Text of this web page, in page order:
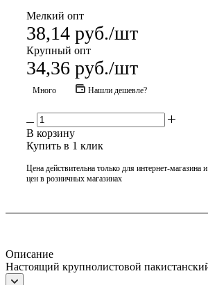
Мелкий опт
38,14 руб./шт
Крупный опт
34,36 руб./шт
Много Нашли дешевле?
В корзину
Купить в 1 клик
Цена действительна только для интернет-магазина
цен в розничных магазинах
Описание
Настоящий крупнолистовой